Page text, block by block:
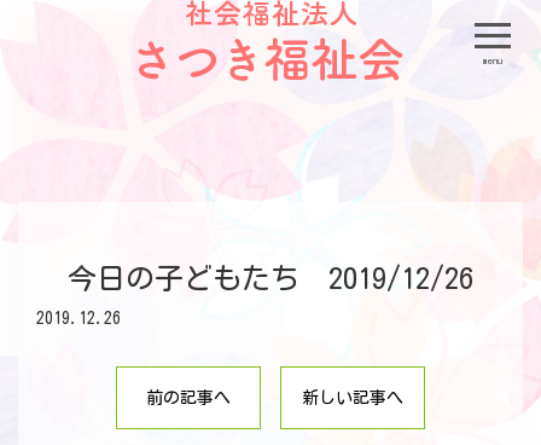
menu
今日の子どもたち 2019/12/26
2019.12.26
前の記事へ 新しい記事へ